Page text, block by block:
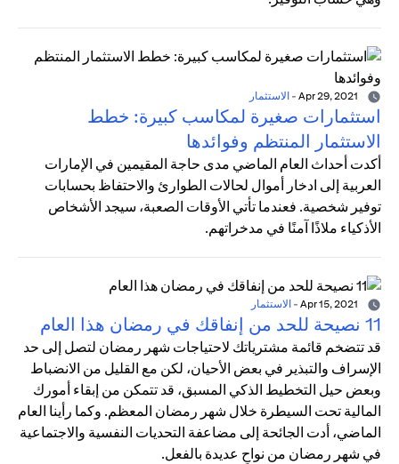
- الاستثمار
استثمارات صغيرة لمكاسب كبيرة: خطط
الاستثمار المنتظم وفوائدها
أكدت أحداث العام الماضي مدى حاجة المقيمين في الإمارات
العربية إلى ادخار أموال لحالات الطوارئ والاحتفاظ بحسابات
توفير شخصية. فعندما تأتي الأوقات الصعبة، سيجد الأشخاص
الأذكياء ملاذًا آمنًا في مدخراتهم.
- الاستثمار
11 نصيحة للحد من إنفاقك في رمضان هذا العام
قد تتضخم قائمة مشترياتك لاحتياجات شهر رمضان لتصل إلى حد
الإسراف والتبذير في بعض الأحيان، لكن مع القليل من الانضباط
وبعض حيل التخطيط الذكي المسبق، قد تتمكن من إبقاء أمورك
المالية تحت السيطرة خلال شهر رمضان المعظم. وكما رأينا العام
الماضي، أدت الجائحة إلى مضاعفة التحديات النفسية والاجتماعية
في شهر رمضان من نواحٍ عديدة بالفعل.